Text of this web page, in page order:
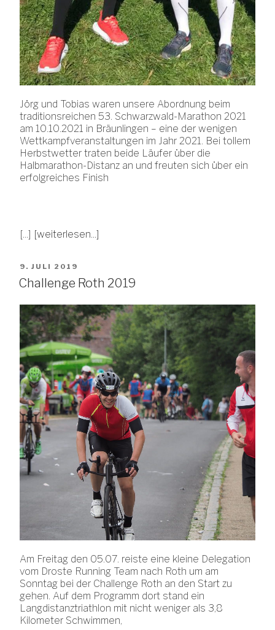
Jörg und Tobias waren unsere Abordnung beim
traditionsreichen 53. Schwarzwald-Marathon 2021
am 10.10.2021 in Bräunlingen – eine der wenigen
Wettkampfveranstaltungen im Jahr 2021. Bei tollem
Herbstwetter traten beide Läufer über die
Halbmarathon-Distanz an und freuten sich über ein
erfolgreiches Finish
[...] [weiterlesen...]
VERÖFFENTLICHT
AM
9. JULI 2019
Challenge Roth 2019
Am Freitag den 05.07. reiste eine kleine Delegation
vom Droste Running Team nach Roth um am
Sonntag bei der Challenge Roth an den Start zu
gehen. Auf dem Programm dort stand ein
Langdistanztriathlon mit nicht weniger als 3,8
Kilometer Schwimmen,